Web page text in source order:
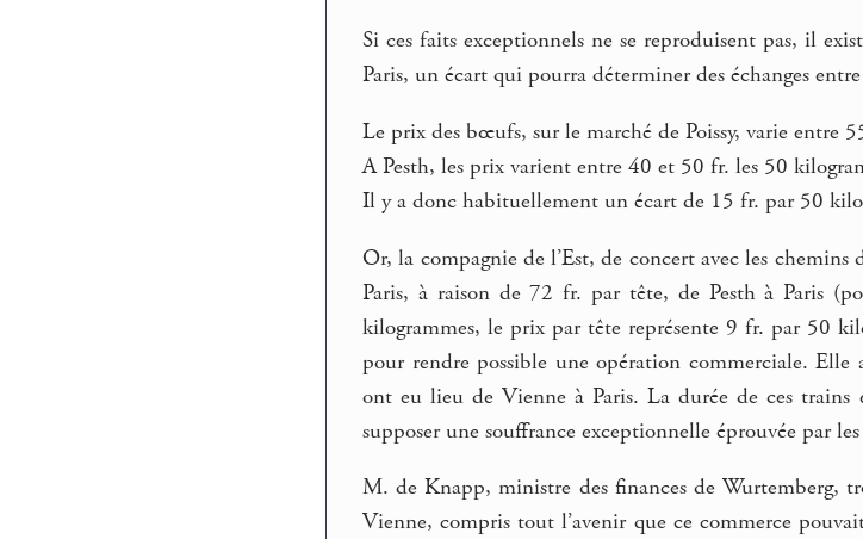
Si ces faits exceptionnels ne se reproduisent pas, il
Paris, un écart qui pourra déterminer des échanges
Le prix des bœufs, sur le marché de Poissy, varie entre
A Pesth, les prix varient entre 40 et 50 fr. les 50
Il y a donc habituellement un écart de 15 fr. par 50
Or, la compagnie de l’Est, de concert avec les
Paris, à raison de 72 fr. par tête, de Pesth à Paris
kilogrammes, le prix par tête représente 9 fr. par 50
pour rendre possible une opération commerciale.
ont eu lieu de Vienne à Paris. La durée de ces
supposer une souffrance exceptionnelle éprouvée par
M. de Knapp, ministre des finances de Wurtemberg,
Vienne, compris tout l’avenir que ce commerce